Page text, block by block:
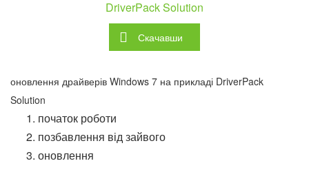
DriverPack Solution
Скачавши
оновлення драйверів Windows 7 на прикладі DriverPack
Solution
початок роботи
позбавлення від зайвого
оновлення